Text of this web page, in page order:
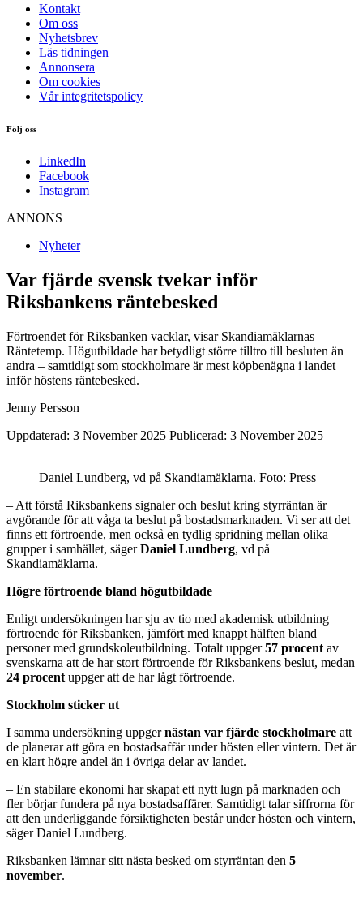
Kontakt
Om oss
Nyhetsbrev
Läs tidningen
Annonsera
Om cookies
Vår integritetspolicy
Följ oss
LinkedIn
Facebook
Instagram
ANNONS
Nyheter
Var fjärde svensk tvekar inför
Riksbankens räntebesked
Förtroendet för Riksbanken vacklar, visar Skandiamäklarnas
Räntetemp. Högutbildade har betydligt större tilltro till besluten än
andra – samtidigt som stockholmare är mest köpbenägna i landet
inför höstens räntebesked.
Jenny Persson
Uppdaterad: 3 November 2025 Publicerad: 3 November 2025
Daniel Lundberg, vd på Skandiamäklarna. Foto: Press
– Att förstå Riksbankens signaler och beslut kring styrräntan är
avgörande för att våga ta beslut på bostadsmarknaden. Vi ser att det
finns ett förtroende, men också en tydlig spridning mellan olika
grupper i samhället, sägerDaniel Lundberg, vd på
Skandiamäklarna.
Högre förtroende bland högutbildade
Enligt undersökningen har sju av tio med akademisk utbildning
förtroende för Riksbanken, jämfört med knappt hälften bland
personer med grundskoleutbildning. Totalt uppger57 procent av
svenskarna att de har stort förtroende för Riksbankens beslut, medan
24 procent uppger att de har lågt förtroende.
Stockholm sticker ut
I samma undersökning uppgernästan var fjärde stockholmare att
de planerar att göra en bostadsaffär under hösten eller vintern. Det är
en klart högre andel än i övriga delar av landet.
– En stabilare ekonomi har skapat ett nytt lugn på marknaden och
fler börjar fundera på nya bostadsaffärer. Samtidigt talar siffrorna för
att den underliggande försiktigheten består under hösten och vintern,
säger Daniel Lundberg.
Riksbanken lämnar sitt nästa besked om styrräntan den 5
november.